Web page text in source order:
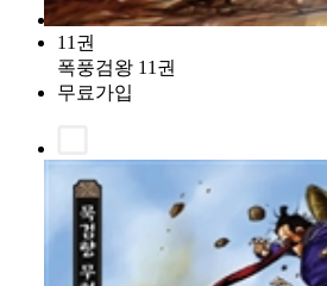
11권
폭풍검왕 11권
무료가입